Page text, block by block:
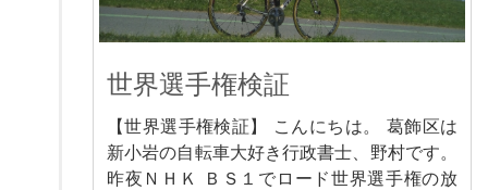
世界選手権検証
【世界選手権検証】 こんにちは。 葛飾区は
新小岩の自転車大好き行政書士、野村です。
昨夜ＮＨＫ ＢＳ１でロード世界選手権の放